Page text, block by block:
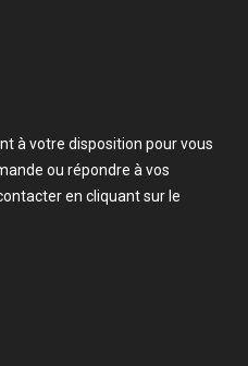
à votre disposition pour vous
ou répondre à vos
en cliquant sur le